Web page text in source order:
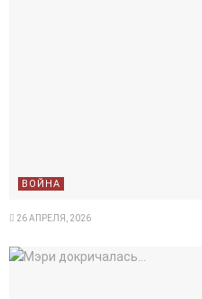
ВОЙНА
26 АПРЕЛЯ, 2026